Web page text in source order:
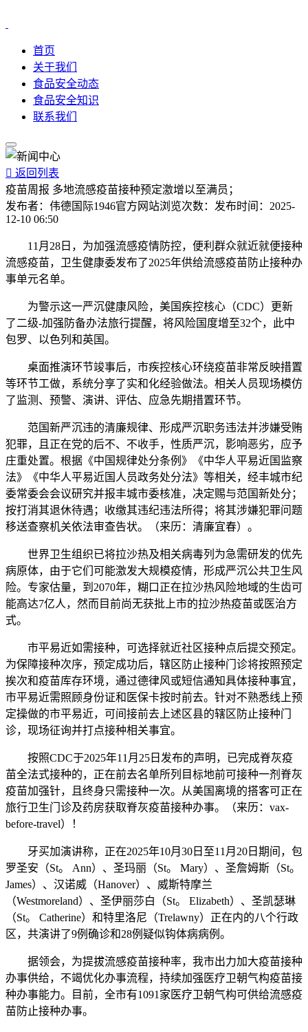
首页
关于我们
食品安全动态
食品安全知识
联系我们
 返回列表
疫苗周报 多地流感疫苗接种预定激增以至满员；
发布者： 伟德国际1946官方网站浏览次数： 发布时间： 2025-
12-10 06:50
11月28日，为加强流感疫情防控，便利群众就近就便接种
流感疫苗，卫生健康委发布了2025年供给流感疫苗防止接种办
事单元名单。
为警示这一严沉健康风险，美国疾控核心（CDC）更新
了二级-加强防备办法旅行提醒，将风险国度增至32个，此中
包罗、以色列和英国。
桌面推演环节竣事后，市疾控核心环绕疫苗非常反映措置
等环节工做，系统分享了实和化经验做法。相关人员现场模仿
了监测、预警、演讲、评估、应急先期措置环节。
范国新严沉违的清廉规律、形成严沉职务违法并涉嫌受贿
犯罪，且正在党的后不、不收手，性质严沉，影响恶劣，应予
庄重处置。根据《中国规律处分条例》《中华人平易近国监察
法》《中华人平易近国人员政务处分法》等相关，经丰城市纪
委常委会会议研究并报丰城市委核准，决定赐与范国新处分；
按打消其退休待遇；收缴其违纪违法所得；将其涉嫌犯罪问题
移送查察机关依法审查告状。（来历：清廉宜春）。
世界卫生组织已将拉沙热及相关病毒列为急需研发的优先
病原体，由于它们可能激发大规模疫情，形成严沉公共卫生风
险。专家估量，到2070年，糊口正在拉沙热风险地域的生齿可
能高达7亿人，然而目前尚无获批上市的拉沙热疫苗或医治方
式。
市平易近如需接种，可选择就近社区接种点后提交预定。
为保障接种次序，预定成功后，辖区防止接种门诊将按照预定
挨次和疫苗库存环境，通过德律风或短信通知具体接种事宜，
市平易近需照顾身份证和医保卡按时前去。针对不熟悉线上预
定操做的市平易近，可间接前去上述区县的辖区防止接种门
诊，现场征询并打点接种相关事宜。
按照CDC于2025年11月25日发布的声明，已完成脊灰疫
苗全法式接种的，正在前去名单所列目标地前可接种一剂脊灰
疫苗加强针，且终身只需接种一次。从美国离境的搭客可正在
旅行卫生门诊及药房获取脊灰疫苗接种办事。（来历：vax-
before-travel）！
牙买加演讲称，正在2025年10月30日至11月20日期间，包
罗圣安（St。 Ann）、圣玛丽（St。 Mary）、圣詹姆斯（St。
James）、汉诺威（Hanover）、威斯特摩兰
（Westmoreland）、圣伊丽莎白（St。 Elizabeth）、圣凯瑟琳
（St。 Catherine）和特里洛尼（Trelawny）正在内的八个行政
区，共演讲了9例确诊和28例疑似钩体病病例。
据领会，为提拔流感疫苗接种率，我市出力加大疫苗接种
办事供给，不竭优化办事流程，持续加强医疗卫朝气构疫苗接
种办事能力。目前，全市有1091家医疗卫朝气构可供给流感疫
苗防止接种办事。